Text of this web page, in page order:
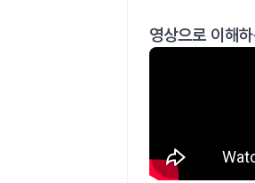
영상으로 이해